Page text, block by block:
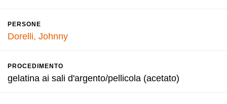
PERSONE
Dorelli, Johnny
PROCEDIMENTO
gelatina ai sali d'argento/pellicola (acetato)